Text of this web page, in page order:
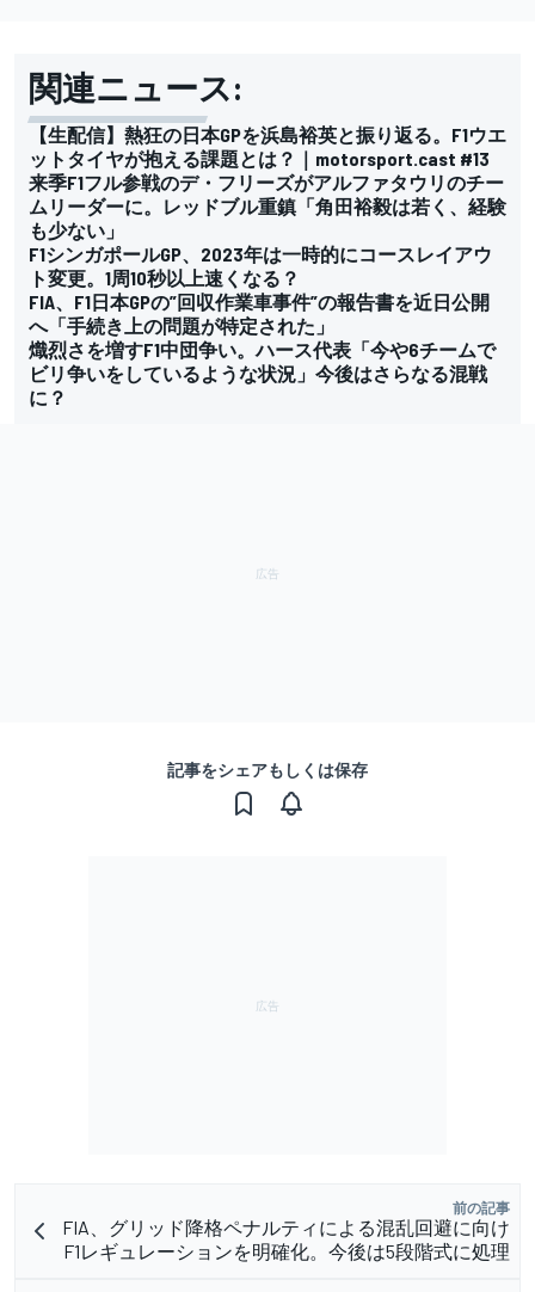
関連ニュース:
【生配信】熱狂の日本GPを浜島裕英と振り返る。F1ウエ
ットタイヤが抱える課題とは？｜motorsport.cast #13
来季F1フル参戦のデ・フリーズがアルファタウリのチー
ムリーダーに。レッドブル重鎮「角田裕毅は若く、経験
も少ない」
F1シンガポールGP、2023年は一時的にコースレイアウ
ト変更。1周10秒以上速くなる？
FIA、F1日本GPの”回収作業車事件”の報告書を近日公開
へ「手続き上の問題が特定された」
熾烈さを増すF1中団争い。ハース代表「今や6チームで
ビリ争いをしているような状況」今後はさらなる混戦
に？
記事をシェアもしくは保存
前の記事
FIA、グリッド降格ペナルティによる混乱回避に向け
F1レギュレーションを明確化。今後は5段階式に処理